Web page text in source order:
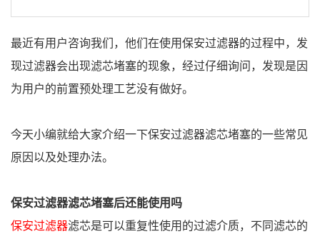
最近有用户咨询我们，他们在使用保安过滤器的过程中，发
现过滤器会出现滤芯堵塞的现象，经过仔细询问，发现是因
为用户的前置预处理工艺没有做好。
今天小编就给大家介绍一下保安过滤器滤芯堵塞的一些常见
原因以及处理办法。
保安过滤器滤芯堵塞后还能使用吗
保安过滤器滤芯是可以重复性使用的过滤介质，不同滤芯的